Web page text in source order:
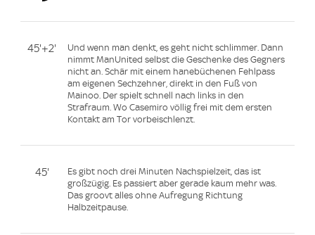
45'+2'
Und wenn man denkt, es geht nicht schlimmer. Dann
nimmt ManUnited selbst die Geschenke des Gegners
nicht an. Schär mit einem hanebüchenen Fehlpass
am eigenen Sechzehner, direkt in den Fuß von
Mainoo. Der spielt schnell nach links in den
Strafraum. Wo Casemiro völlig frei mit dem ersten
Kontakt am Tor vorbeischlenzt.
45'
Es gibt noch drei Minuten Nachspielzeit, das ist
großzügig. Es passiert aber gerade kaum mehr was.
Das groovt alles ohne Aufregung Richtung
Halbzeitpause.